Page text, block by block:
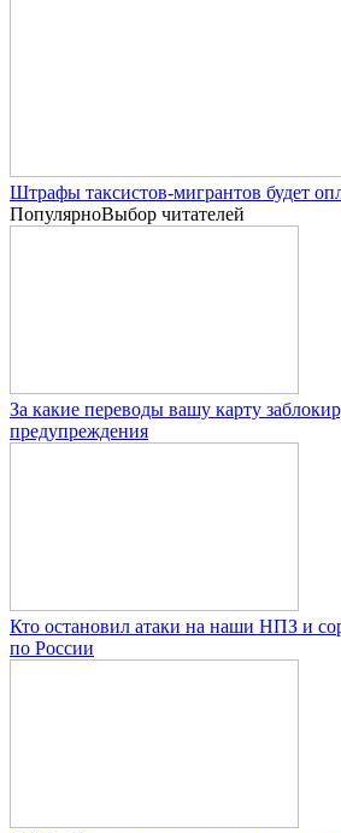
Штрафы таксистов-мигрантов будет
ПопулярноВыбор читателей
За какие переводы вашу карту
предупреждения
Кто остановил атаки на наши НПЗ и
по России